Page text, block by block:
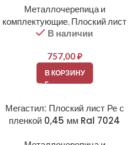
Металлочерепица и
комплектующие, Плоский лист
В наличии
757,00₽
В КОРЗИНУ
Мегастил: Плоский лист Ре с
пленкой 0,45 мм Ral 7024